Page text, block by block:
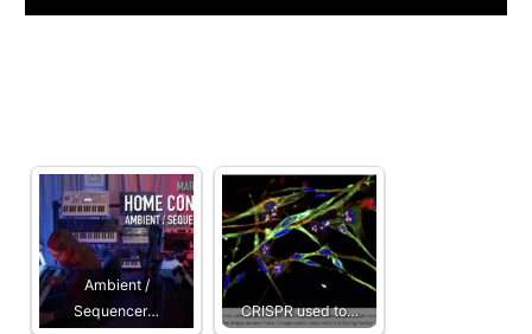
Ambient /
Sequencer…
CRISPR used to…